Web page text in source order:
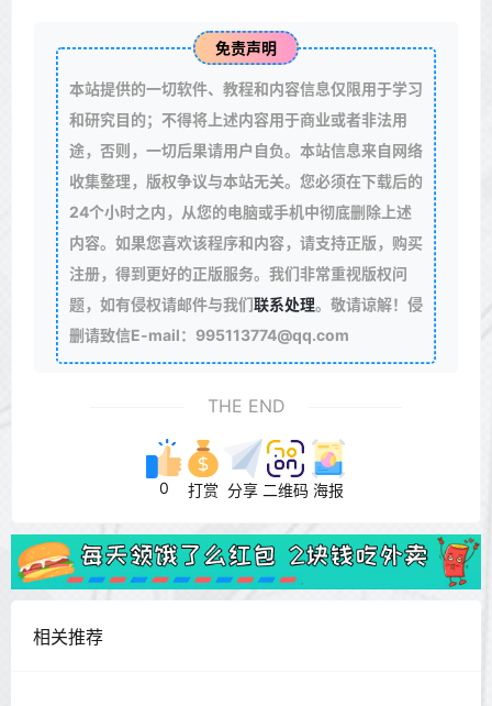
免责声明
本站提供的一切软件、教程和内容信息仅限用于学习
和研究目的；不得将上述内容用于商业或者非法用
途，否则，一切后果请用户自负。本站信息来自网络
收集整理，版权争议与本站无关。您必须在下载后的
24个小时之内，从您的电脑或手机中彻底删除上述
内容。如果您喜欢该程序和内容，请支持正版，购买
注册，得到更好的正版服务。我们非常重视版权问
题，如有侵权请邮件与我们联系处理。敬请谅解！侵
删请致信E-mail：995113774@qq.com
THE END
0 打赏 分享 二维码 海报
相关推荐